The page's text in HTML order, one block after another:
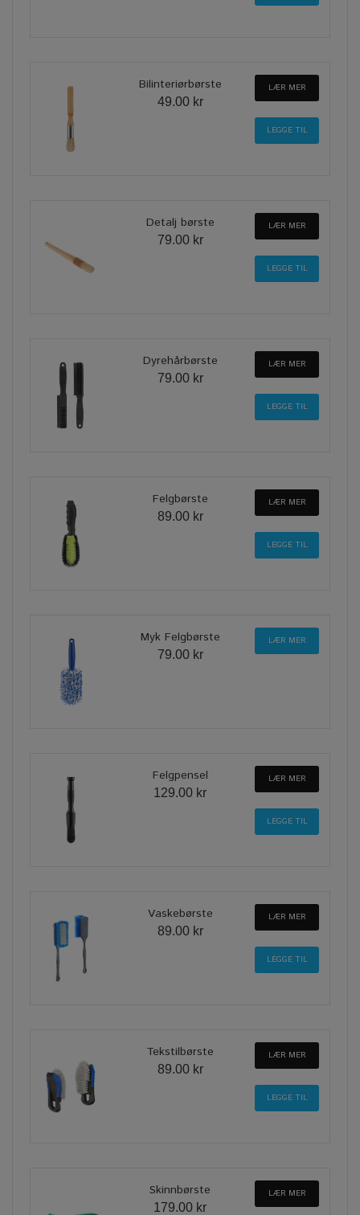
Bilinteriørbørste
49.00 kr
LÆR MER
Detalj børste
79.00 kr
LÆR MER
Dyrehårbørste
79.00 kr
LÆR MER
Felgbørste
89.00 kr
LÆR MER
Myk Felgbørste
79.00 kr
LÆR MER
Felgpensel
129.00 kr
LÆR MER
Vaskebørste
89.00 kr
LÆR MER
Tekstilbørste
89.00 kr
LÆR MER
Skinnbørste
179.00 kr
LÆR MER